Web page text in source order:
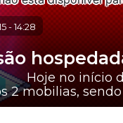
-14:28
2 mobilias,